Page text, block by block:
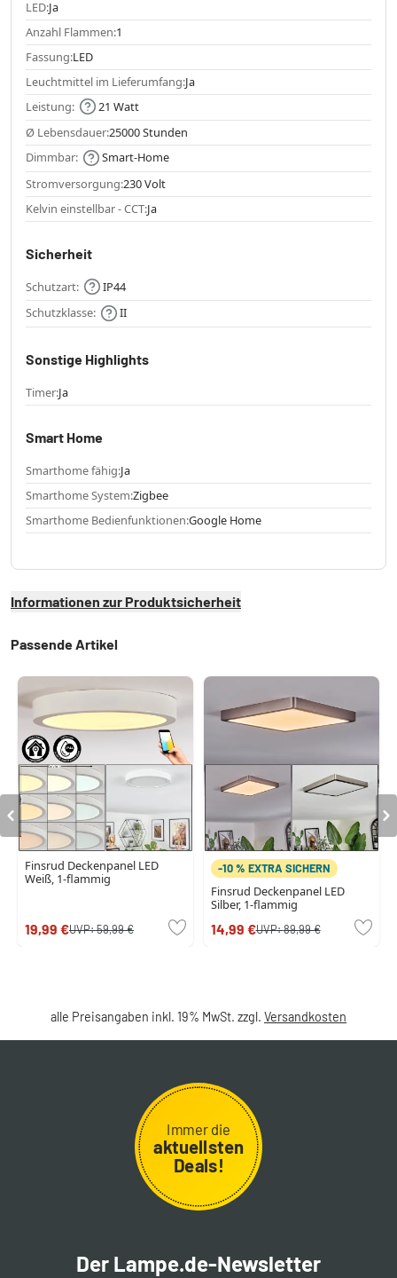
LED:Ja
Anzahl Flammen:1
Fassung:LED
Leuchtmittel im Lieferumfang:Ja
Leistung:
21 Watt
Ø Lebensdauer:25000 Stunden
Dimmbar:
Smart-Home
Stromversorgung:230 Volt
Kelvin einstellbar - CCT:Ja
Sicherheit
Schutzart:
IP44
Schutzklasse:
II
Sonstige Highlights
Timer:Ja
Smart Home
Smarthome fähig:Ja
Smarthome System:Zigbee
Smarthome Bedienfunktionen:Google Home
Informationen zur Produktsicherheit
Passende Artikel
Finsrud Deckenpanel LED
Weiß, 1-flammig
19,99 €UVP:59,99 €
-10 % EXTRA SICHERN
Finsrud Deckenpanel LED
Silber, 1-flammig
14,99 €UVP:89,99 €
alle Preisangaben inkl. 19% MwSt. zzgl. Versandkosten
Immer die
aktuellsten
Deals!
Der Lampe.de-Newsletter